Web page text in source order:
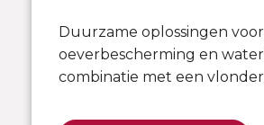
Duurzame oplossingen voor
oeverbescherming en
combinatie met een